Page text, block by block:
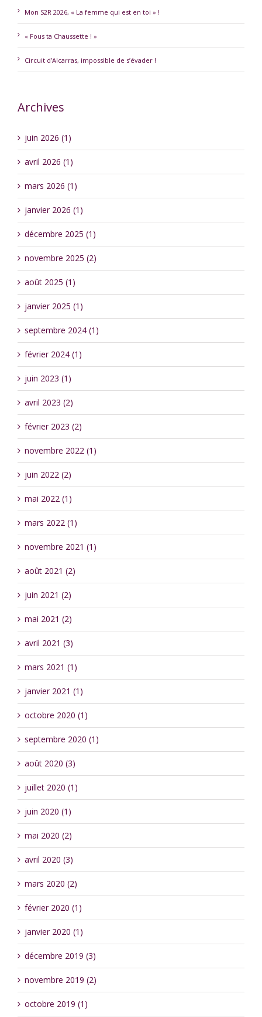
Mon S2R 2026, « La femme qui est en toi » !
« Fous ta Chaussette ! »
Circuit d’Alcarras, impossible de s’évader !
Archives
juin 2026 (1)
avril 2026 (1)
mars 2026 (1)
janvier 2026 (1)
décembre 2025 (1)
novembre 2025 (2)
août 2025 (1)
janvier 2025 (1)
septembre 2024 (1)
février 2024 (1)
juin 2023 (1)
avril 2023 (2)
février 2023 (2)
novembre 2022 (1)
juin 2022 (2)
mai 2022 (1)
mars 2022 (1)
novembre 2021 (1)
août 2021 (2)
juin 2021 (2)
mai 2021 (2)
avril 2021 (3)
mars 2021 (1)
janvier 2021 (1)
octobre 2020 (1)
septembre 2020 (1)
août 2020 (3)
juillet 2020 (1)
juin 2020 (1)
mai 2020 (2)
avril 2020 (3)
mars 2020 (2)
février 2020 (1)
janvier 2020 (1)
décembre 2019 (3)
novembre 2019 (2)
octobre 2019 (1)